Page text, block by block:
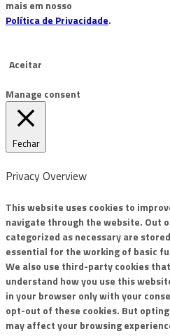
mais em nosso
Política de Privacidade.
Aceitar
Manage consent
Fechar
Privacy Overview
This website uses cookies to
navigate through the website. Out
categorized as necessary are
essential for the working of basic
We also use third-party cookies
understand how you use this
in your browser only with your
opt-out of these cookies. But
may affect your browsing